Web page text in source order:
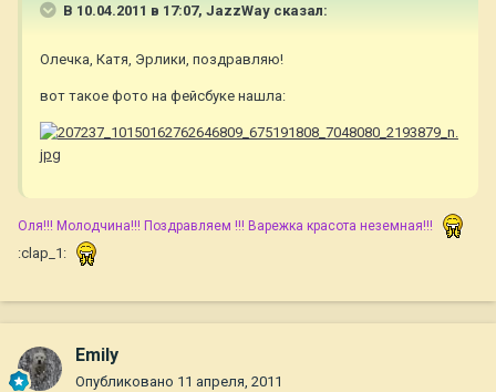
В 10.04.2011 в 17:07, JazzWay сказал:
Олечка, Катя, Эрлики, поздравляю!
вот такое фото на фейсбуке нашла:
Оля!!! Молодчина!!! Поздравляем !!! Варежка красота неземная!!!
:clap_1:
Emily
Опубликовано 11 апреля, 2011